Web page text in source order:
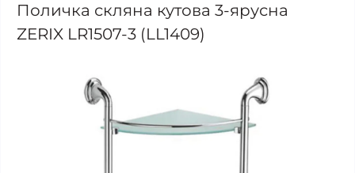
Поличка скляна кутова 3-ярусна
ZERIX LR1507-3 (LL1409)